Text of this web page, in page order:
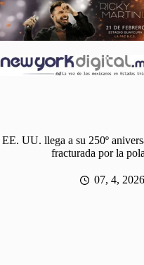
Saltar
al
contenido
EE. UU. llega a su 250º
fracturada por la
07, 4, 2026